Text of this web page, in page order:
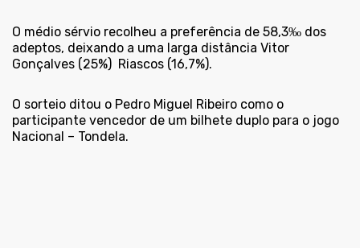
O médio sérvio recolheu a preferência de 58,3‰ dos
adeptos, deixando a uma larga distância Vitor
Gonçalves (25%) Riascos (16,7%).
O sorteio ditou o Pedro Miguel Ribeiro como o
participante vencedor de um bilhete duplo para o jogo
Nacional – Tondela.